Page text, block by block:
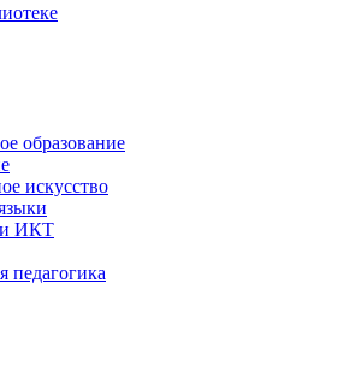
образование
искусство
и ИКТ
педагогика